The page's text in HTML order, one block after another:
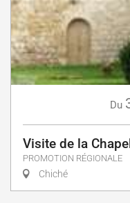
Du
Visite de la
PROMOTION RÉGIONALE
Chiché